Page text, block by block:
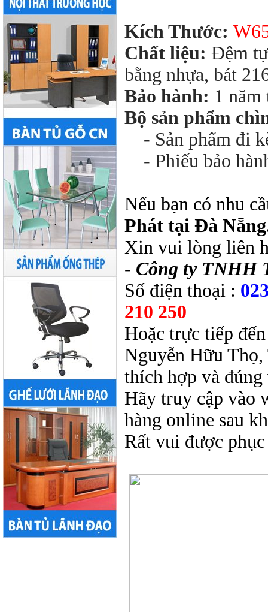
Kích Thước:
Chất liệu: Đệm
bằng nhựa, bát
Bảo hành: 1 năm
Bộ sản phẩm
- Sản phẩm đi
- Phiếu bảo
Nếu bạn có nhu
Phát tại Đà
Xin vui lòng liên
- Công ty TNHH
Số điện thoại :
210 250
Hoặc trực tiếp
Nguyễn Hữu Thọ,
thích hợp và
Hãy truy cập vào
hàng online sau
Rất vui được